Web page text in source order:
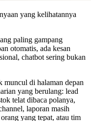
yang kelihatannya
paling gampang
otomatis, ada kesan
chatbot sering bukan
muncul di halaman depan
yang berulang: lead
telat dibaca polanya,
laporan masih
yang tepat, atau tim